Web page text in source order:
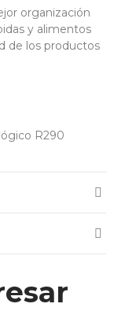
organización
y alimentos
de los productos
R290